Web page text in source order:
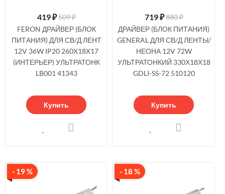
419₽509 ₽
FERON ДРАЙВЕР (БЛОК
ПИТАНИЯ) ДЛЯ СВ/Д ЛЕНТ
12V 36W IP20 260X18X17
(ИНТЕРЬЕР) УЛЬТРАТОНК
LB001 41343
Купить
719₽880 ₽
ДРАЙВЕР (БЛОК ПИТАНИЯ)
GENERAL ДЛЯ СВ/Д ЛЕНТЫ/
НЕОНА 12V 72W
УЛЬТРАТОНКИЙ 330Х18Х18
GDLI-SS-72 510120
Купить
- 19 % - 18 %